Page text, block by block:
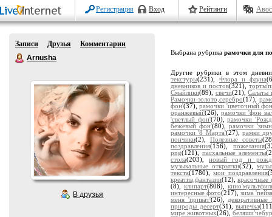
Регистрация Вход Рейтинги
Записи Друзья
Комментарии
Arnusha
В друзья
Выбрана рубрика рамочки для
Другие рубрики в этом
текстуры(231), Флора и фауна
дневников и постов(321),
Смайлики(89), свечи(21),Салаты
Рамочки-золото,серебро(17),
фон'(37),рамочки 'цветочный
оранжевый'(26),рамочки 'фон
'светлый фон'(70),рамочки
бежевый фон'(80), рамочки
рамочки '8 Марта'(27), рамки
пончики(2), Полезные советы
поздравления(156),пожелания
png(121), пасхальные элементы
стола(203),новый год и
музыкальные открытки(32),
текста(1780),мои поздравления
креатив,фантазии(12),красочные
(8), клипарт(808),
интересные фото(217),зима
меня 'приват'(26), декоративные
природы десерт(31),выпечка
мире животных(26),